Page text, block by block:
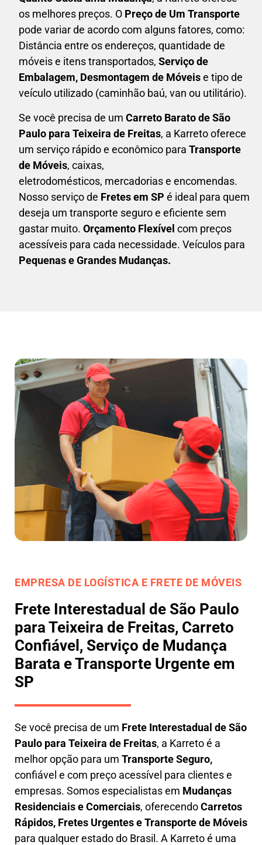
os melhores preços. O Preço de Um Transporte
pode variar de acordo com alguns fatores, como:
Distância entre os endereços, quantidade de
móveis e itens transportados, Serviço de
Embalagem, Desmontagem de Móveise tipo de
veículo utilizado (caminhão baú, van ou utilitário).
Se você precisa de um Carreto Baratode São
Paulo para Teixeira de Freitas, a Karreto oferece
um serviço rápido e econômico para Transporte
de Móveis, caixas,
eletrodomésticos, mercadorias e encomendas.
Nosso serviço de Fretes em SP é ideal para quem
deseja um transporte seguro e eficiente sem
gastar muito. Orçamento Flexível com preços
acessíveis para cada necessidade. Veículos para
Pequenas e Grandes Mudanças.
EMPRESA DE LOGÍSTICA E FRETE DE MÓVEIS
Frete Interestadual de São Paulo
para Teixeira de Freitas, Carreto
Confiável, Serviço de Mudança
Barata e Transporte Urgente em
SP
Se você precisa de um Frete Interestadual de São
Paulo para Teixeira de Freitas, a Karreto é a
melhor opção para um Transporte Seguro,
confiável e com preço acessível para clientes e
empresas. Somos especialistas em Mudanças
Residenciais e Comerciais, oferecendoCarretos
Rápidos, Fretes Urgentes e Transporte de Móveis
para qualquer estado do Brasil. A Karretoé uma